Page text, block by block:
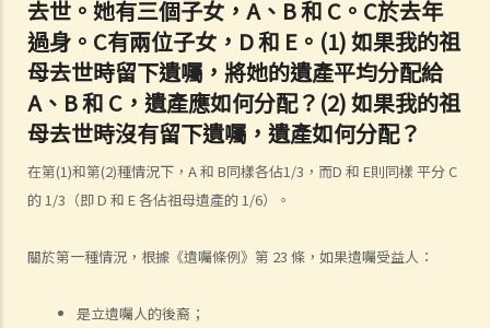
去世。她有三個子女，A、B 和 C。C於去年
過身。C有兩位子女，D 和 E。(1) 如果我的祖
母去世時留下遺囑，將她的遺產平均分配給
A、B 和 C，遺產應如何分配？(2) 如果我的祖
母去世時沒有留下遺囑，遺產如何分配？
在第(1)和第(2)種情況下，A 和 B同樣各佔1/3，而D 和 E則同樣 平分 C
的 1/3（即 D 和 E 各佔祖母遺產的 1/6）。
關於第一種情況，根據《遺囑條例》第 23 條，如果遺囑受益人：
是立遺囑人的後裔；
2. 在訂立遺囑之前，有甚麼事項需要考慮？
1. 遺產有哪些類型?
2. 將饋贈贈予給不同受益人時需要考慮什麽事項？
3. 訂立遺囑時有什麼要注意？
4. 問與答
1. 遺囑與"平安紙"有甚麼分別？
囑在我死後能正確執行？
遺囑中完全不提她的名字。我可否這樣做？